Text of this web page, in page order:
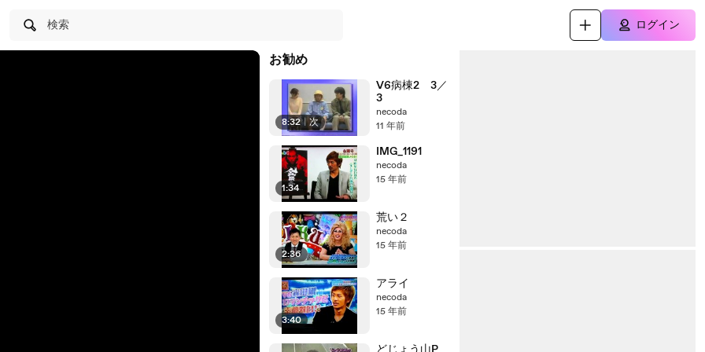
検索 ログイン
お勧め
8:32 | 次
V6病棟2 3／
3
necoda
11 年前
1:34
IMG_1191
necoda
15 年前
2:36
荒い２
necoda
15 年前
3:40
アライ
necoda
15 年前